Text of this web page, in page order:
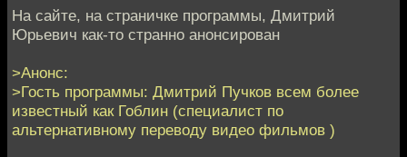
На сайте, на страничке программы, Дмитрий
Юрьевич как-то странно анонсирован
>Анонс:
>Гость программы: Дмитрий Пучков всем более
известный как Гоблин (специалист по
альтернативному переводу видео фильмов )